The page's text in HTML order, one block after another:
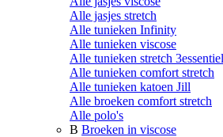
Alle jasjes stretch
Alle tunieken Infinity
Alle tunieken viscose
Alle tunieken stretch 3essentiel
Alle tunieken comfort stretch
Alle tunieken katoen Jill
Alle broeken comfort stretch
Alle polo's
B Broeken in viscose